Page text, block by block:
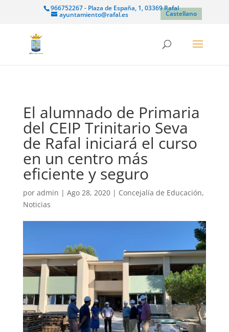
966752267 - Plaza de España, 1, 03369 Rafal
ayuntamiento@rafal.es Castellano
El alumnado de Primaria
del CEIP Trinitario Seva
de Rafal iniciará el curso
en un centro más
eficiente y seguro
por admin | Ago 28, 2020| Concejalía de Educación,
Noticias